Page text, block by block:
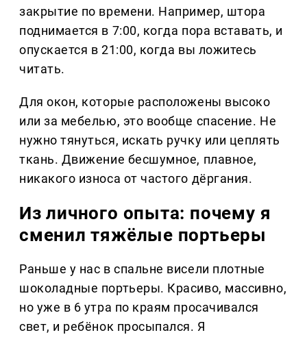
закрытие по времени. Например, штора
поднимается в 7:00, когда пора вставать, и
опускается в 21:00, когда вы ложитесь
читать.
Для окон, которые расположены высоко
или за мебелью, это вообще спасение. Не
нужно тянуться, искать ручку или цеплять
ткань. Движение бесшумное, плавное,
никакого износа от частого дёргания.
Из личного опыта: почему я
сменил тяжёлые портьеры
Раньше у нас в спальне висели плотные
шоколадные портьеры. Красиво, массивно,
но уже в 6 утра по краям просачивался
свет, и ребёнок просыпался. Я